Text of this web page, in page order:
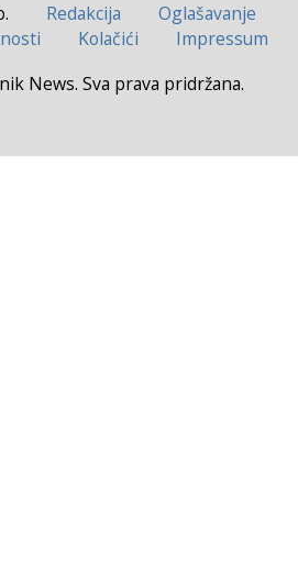
Redakcija
Oglašavanje
Kolačići
Impressum
News. Sva prava pridržana.